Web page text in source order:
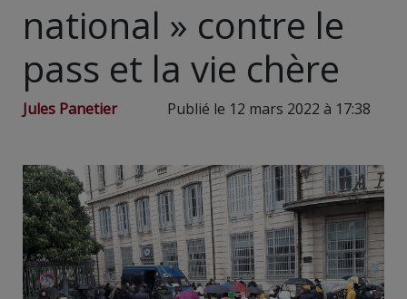
national » contre le
pass et la vie chère
Jules Panetier Publié le 12 mars 2022 à 17:38